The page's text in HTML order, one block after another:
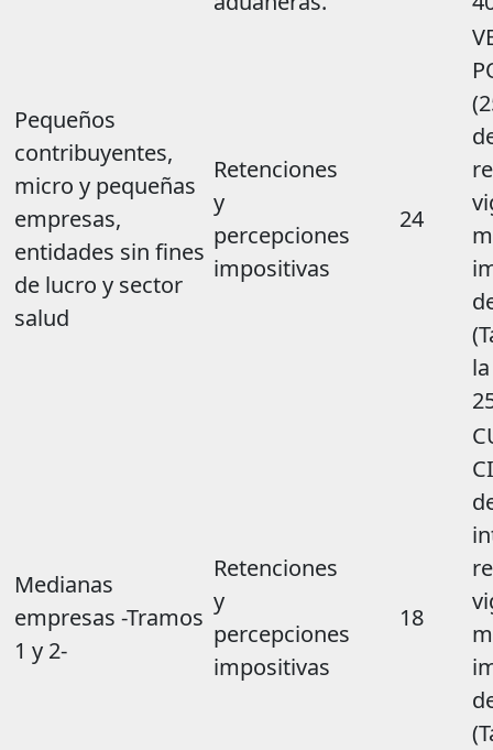
Pequeños
contribuyentes,
micro y pequeñas
empresas,
entidades sin fines
de lucro y sector
salud
Retenciones
y
percepciones
impositivas
24
Medianas
empresas -Tramos
1 y 2-
Retenciones
y
percepciones
impositivas
18